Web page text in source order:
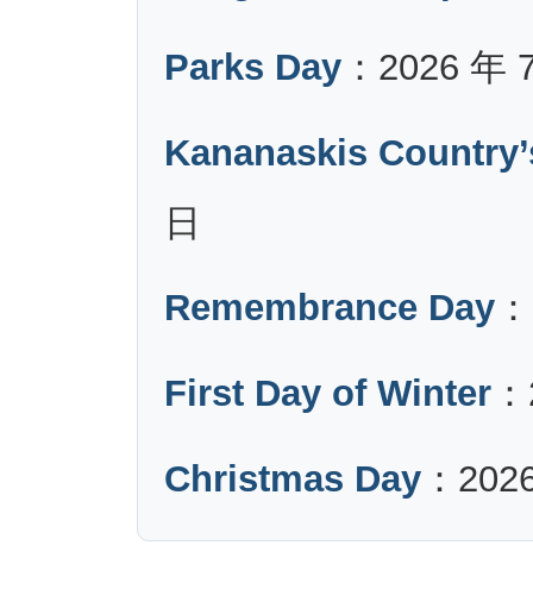
Parks Day ：2026 年
Kananaskis
日
Remembrance Day
First Day of Winter
Christmas Day ：